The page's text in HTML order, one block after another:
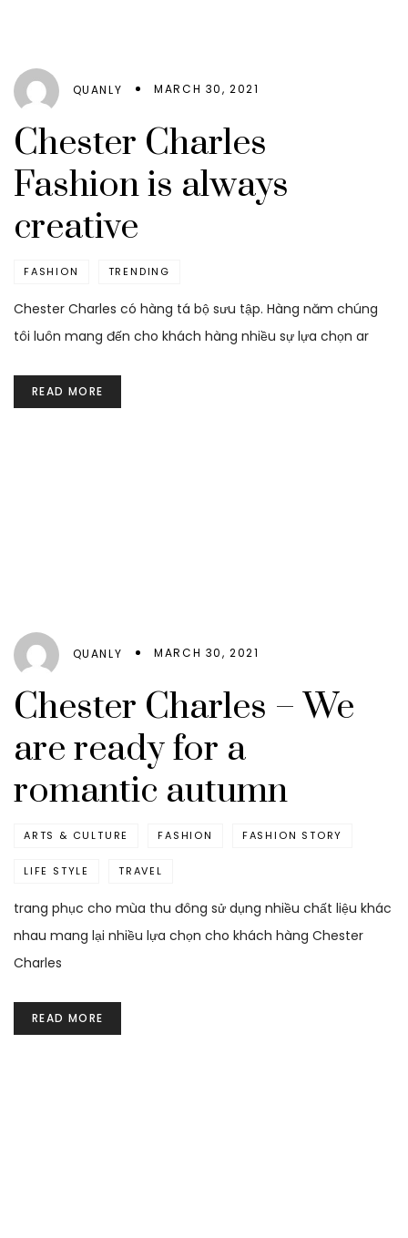
QUANLY MARCH 30, 2021
Chester Charles
Fashion is always
creative
FASHION TRENDING
Chester Charles có hàng tá bộ sưu tập. Hàng năm chúng
tôi luôn mang đến cho khách hàng nhiều sự lựa chọn ar
READ MORE
QUANLY MARCH 30, 2021
Chester Charles – We
are ready for a
romantic autumn
ARTS & CULTURE FASHION FASHION STORY
LIFE STYLE TRAVEL
trang phục cho mùa thu đông sử dụng nhiều chất liệu khác
nhau mang lại nhiều lựa chọn cho khách hàng Chester
Charles
READ MORE